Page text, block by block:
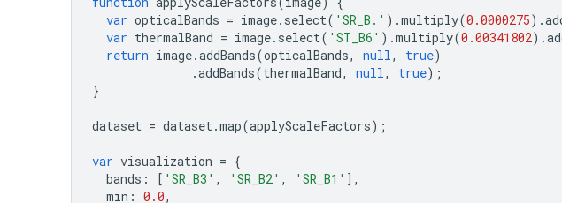
var opticalBands = image. select( 'SR_B.' ).multiply(0.0000275).
var thermalBand = image. select( 'ST_B6' ).multiply(0.00341802).
return image.addBands(opticalBands, null, true)
.addBands(thermalBand, null, true);
}
dataset = dataset.map(applyScaleFactors);
var visualization = {
bands : [ 'SR_B3' , 'SR_B2' , 'SR_B1' ],
min : 0.0,